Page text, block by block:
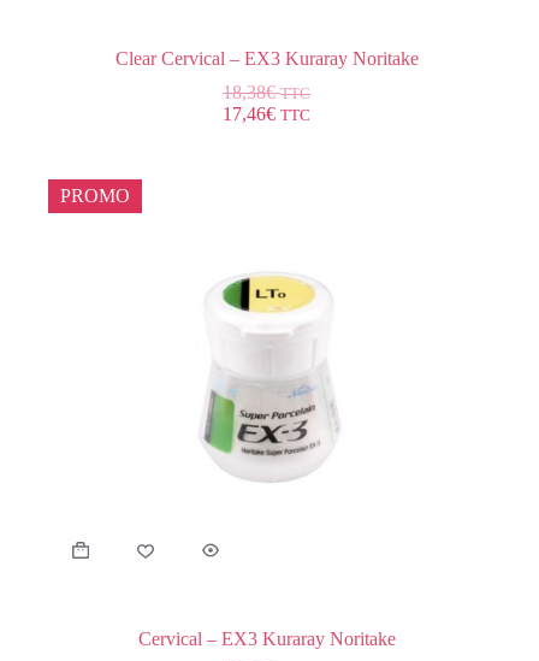
Clear Cervical – EX3 Kuraray Noritake
18,38€ TTC
17,46€ TTC
PROMO
Cervical – EX3 Kuraray Noritake